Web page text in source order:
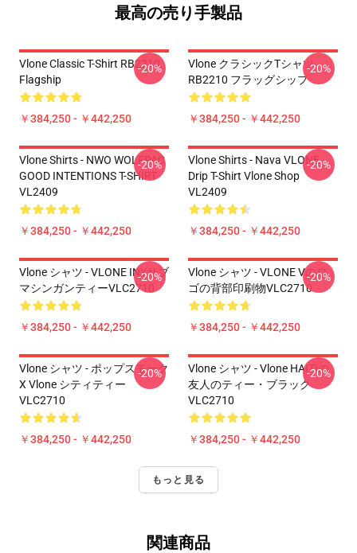
最高の売り手製品
Vlone Classic T-Shirt RB2210
Flagship
￥384,250 - ￥442,250
-20%
Vlone クラシックTシャツ
RB2210 フラッグシップ
￥384,250 - ￥442,250
-20%
Vlone Shirts - NWO WOLFPAC
GOOD INTENTIONS T-SHIRT
VL2409
￥384,250 - ￥442,250
-20%
Vlone Shirts - Nava VLONE
Drip T-Shirt Vlone Shop
VL2409
￥384,250 - ￥442,250
-20%
Vlone シャツ - VLONE INYサブ
マシンガンティーVLC2710
￥384,250 - ￥442,250
-20%
Vlone シャツ - VLONE Vのロ
ゴの背部印刷物VLC2710
￥384,250 - ￥442,250
-20%
Vlone シャツ - ポップスモーク
X Vlone シティティー
VLC2710
￥384,250 - ￥442,250
-20%
Vlone シャツ - Vlone HAITIの
友人のティー・ブラック
VLC2710
￥384,250 - ￥442,250
-20%
もっと見る
関連商品